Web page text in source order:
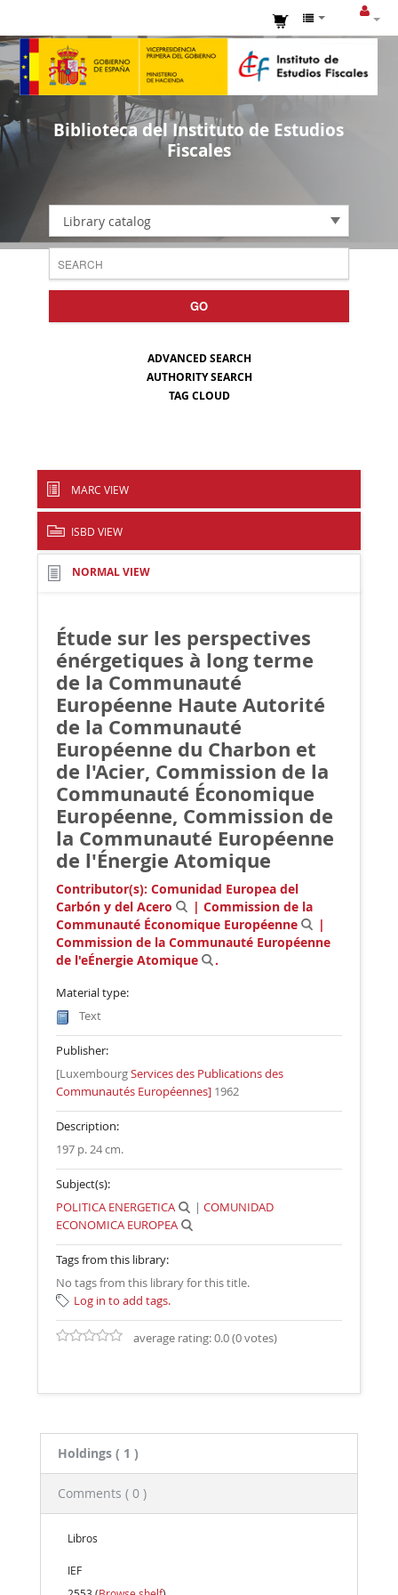
Biblioteca del Instituto de Estudios
Fiscales
Library catalog
GO
ADVANCED SEARCH
AUTHORITY SEARCH
TAG CLOUD
MARC VIEW
ISBD VIEW
NORMAL VIEW
Étude sur les perspectives
énérgetiques à long terme
de la Communauté
Européenne Haute Autorité
de la Communauté
Européenne du Charbon et
de l'Acier, Commission de la
Communauté Économique
Européenne, Commission de
la Communauté Européenne
de l'Énergie Atomique
Contributor(s):Comunidad Europea del
Carbón y del Acero
| Commission de la
Communauté Économique Européenne
|
Commission de la Communauté Européenne
de l'eÉnergie Atomique
.
Material type:
Text
Publisher:
[LuxembourgServices des Publications des
Communautés Européennes] 1962
Description:
197 p. 24 cm.
Subject(s):
POLITICA ENERGETICA
| COMUNIDAD
ECONOMICA EUROPEA
Tags from this library:
No tags from this library for this title.
Log in to add tags.
average rating: 0.0 (0 votes)
Holdings ( 1 )
Comments ( 0 )
Libros
IEF